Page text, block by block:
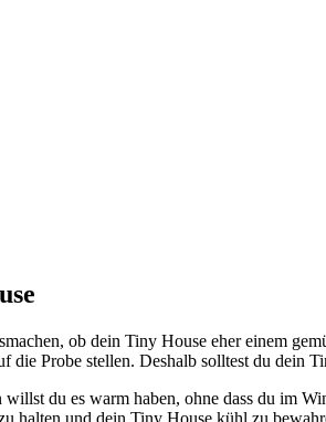
ob dein Tiny House eher einem
die Probe stellen. Deshalb solltest du dein
du es warm haben, ohne dass du im
halten und dein Tiny House kühl zu